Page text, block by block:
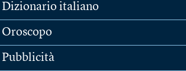
Dizionario italiano
Oroscopo
Pubblicità